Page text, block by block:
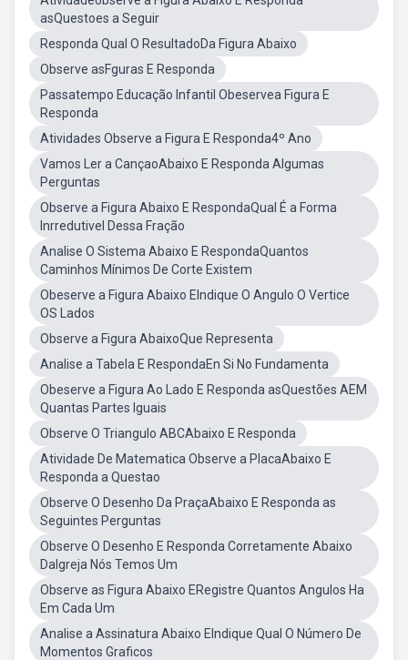
asQuestoes a Seguir
Responda Qual O ResultadoDa Figura Abaixo
Observe asFguras E Responda
Passatempo Educação Infantil Obeservea Figura E
Responda
Atividades Observe a Figura E Responda4º Ano
Vamos Ler a CançaoAbaixo E Responda Algumas
Perguntas
Observe a Figura Abaixo E RespondaQual É a Forma
Inrredutivel Dessa Fração
Analise O Sistema Abaixo E RespondaQuantos
Caminhos Mínimos De Corte Existem
Obeserve a Figura Abaixo EIndique O Angulo O Vertice
OS Lados
Observe a Figura AbaixoQue Representa
Analise a Tabela E RespondaEn Si No Fundamenta
Obeserve a Figura Ao Lado E Responda asQuestões AEM
Quantas Partes Iguais
Observe O Triangulo ABCAbaixo E Responda
Atividade De Matematica Observe a PlacaAbaixo E
Responda a Questao
Observe O Desenho Da PraçaAbaixo E Responda as
Seguintes Perguntas
Observe O Desenho E Responda Corretamente Abaixo
DaIgreja Nós Temos Um
Observe as Figura Abaixo ERegistre Quantos Angulos Ha
Em Cada Um
Analise a Assinatura Abaixo EIndique Qual O Número De
Momentos Graficos